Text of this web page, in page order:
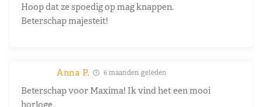
Hoop dat ze spoedig op mag knappen.
Beterschap majesteit!
Anna P. 6 maanden geleden
Beterschap voor Maxima! Ik vind het een mooi
horloge.